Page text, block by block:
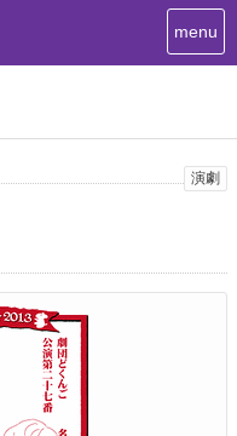
T
o
g
a
menu
演劇